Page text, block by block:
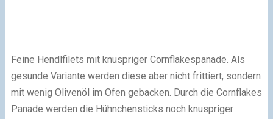
Feine Hendlfilets mit knuspriger Cornflakespanade. Als
gesunde Variante werden diese aber nicht frittiert, sondern
mit wenig Olivenöl im Ofen gebacken. Durch die Cornflakes
Panade werden die Hühnchensticks noch knuspriger